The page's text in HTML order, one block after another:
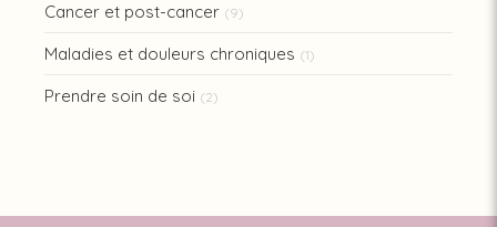
Cancer et post-cancer (9)
Maladies et douleurs chroniques (1)
Prendre soin de soi (2)